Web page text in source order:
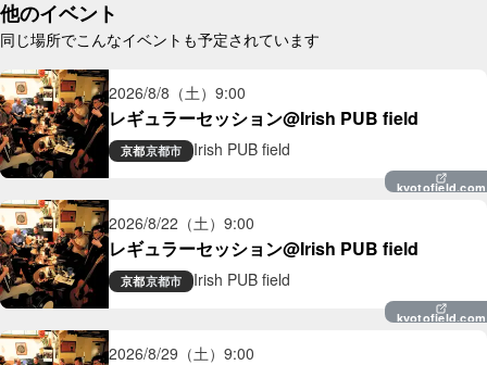
他のイベント
同じ場所でこんなイベントも予定されています
2026/8/8（土） 9:00
レギュラーセッション@Irish PUB field
京都京都市 Irish PUB field
kyotofield.com
2026/8/22（土） 9:00
レギュラーセッション@Irish PUB field
京都京都市 Irish PUB field
kyotofield.com
2026/8/29（土） 9:00